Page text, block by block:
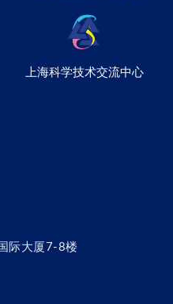
上海科学技术交流中心
际大厦7-8楼